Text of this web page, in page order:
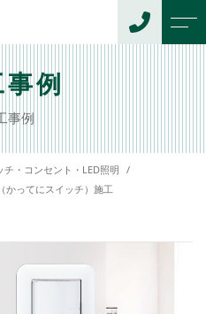
代表からのご挨拶
アクセス
ニュース
例
事例
チ・コンセント・LED照明
かってにスイッチ）施工